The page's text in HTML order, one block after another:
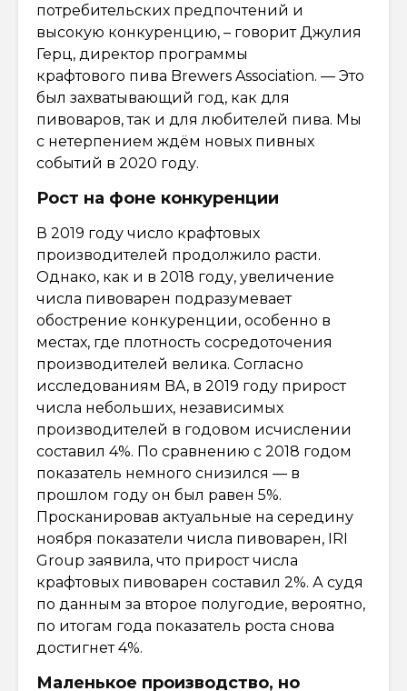
потребительских предпочтений и
высокую конкуренцию, – говорит Джулия
Герц, директор программы
крафтового пива Brewers Association. — Это
был захватывающий год, как для
пивоваров, так и для любителей пива. Мы
с нетерпением ждём новых пивных
событий в 2020 году.
Рост на фоне конкуренции
В 2019 году число крафтовых
производителей продолжило расти.
Однако, как и в 2018 году, увеличение
числа пивоварен подразумевает
обострение конкуренции, особенно в
местах, где плотность сосредоточения
производителей велика. Согласно
исследованиям BA, в 2019 году прирост
числа небольших, независимых
производителей в годовом исчислении
составил 4%. По сравнению с 2018 годом
показатель немного снизился — в
прошлом году он был равен 5%.
Просканировав актуальные на середину
ноября показатели числа пивоварен, IRI
Group заявила, что прирост числа
крафтовых пивоварен составил 2%. А судя
по данным за второе полугодие, вероятно,
по итогам года показатель роста снова
достигнет 4%.
Маленькое производство, но